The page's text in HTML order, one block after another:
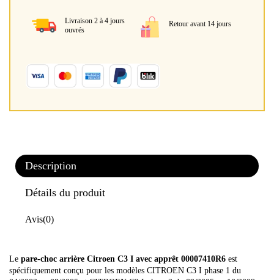
Livraison 2 à 4 jours
ouvrés
Retour avant 14 jours
Description
Détails du produit
Avis(0)
Le pare-choc arrière Citroen C3 I avec apprêt 00007410R6 est
spécifiquement conçu pour les modèles CITROEN C3 I phase 1 du